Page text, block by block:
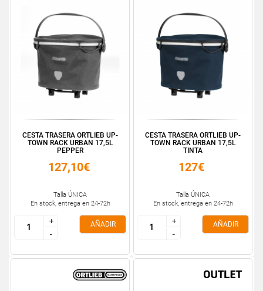
CESTA TRASERA ORTLIEB UP-
TOWN RACK URBAN 17,5L
PEPPER
127,10€
Talla ÚNICA
En stock, entrega en 24-72h
+
-
+
-
AÑADIR
CESTA TRASERA ORTLIEB UP-
TOWN RACK URBAN 17,5L
TINTA
127€
Talla ÚNICA
En stock, entrega en 24-72h
+
-
+
-
AÑADIR